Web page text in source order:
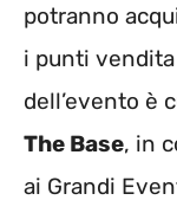
potranno
i punti vendita
dell’evento è
The Base, in
ai Grandi